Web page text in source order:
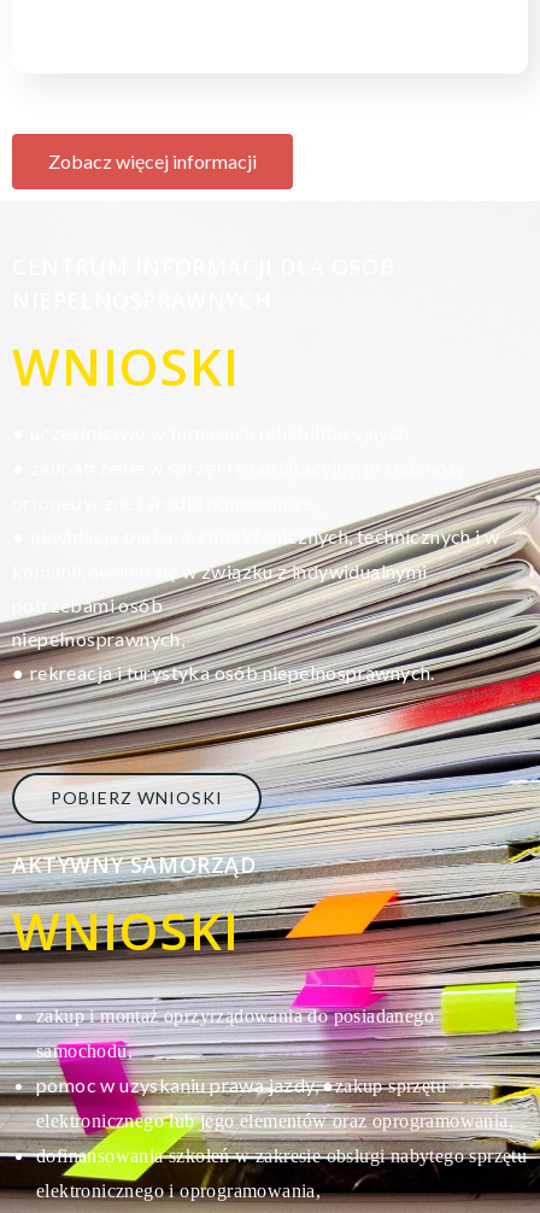
Zobacz więcej informacji
WNIOSKI
likwidacja barier architektonicznych, technicznych i w
komunikowaniu się w związku z indywidualnymi
potrzebami osób
niepełnosprawnych,
●rekreacja i turystyka osób niepełnosprawnych.
POBIERZ WNIOSKI
AKTYWNY SAMORZĄD
WNIOSKI
zakup i montaż oprzyrządowania do posiadanego
samochodu,
pomoc w uzyskaniu prawa jazdy,●zakup sprzętu
elektronicznego lub jego elementów oraz oprogramowania,
dofinansowania szkoleń w zakresie obsługi nabytego sprzętu
elektronicznego i oprogramowania,